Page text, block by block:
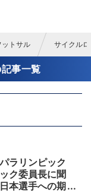
トサル サイクル
事一覧
ラリンピック
ク委員長に聞
本選手への期